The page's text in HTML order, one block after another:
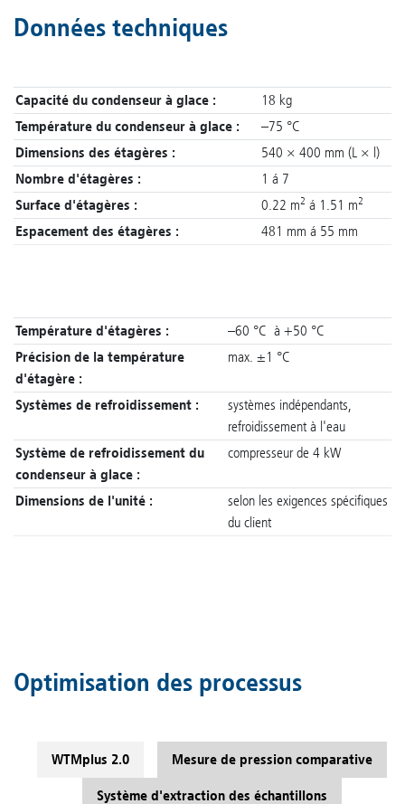
Données techniques
Capacité du condenseur à glace :
18 kg
Température du condenseur à glace :
–75 °C
Dimensions des étagères :
540 × 400 mm (L × l)
Nombre d'étagères :
1 á 7
Surface d'étagères :
0.22 m2 á 1.51 m2
Espacement des étagères : 481 mm á 55 mm
Température d'étagères :
–60 °C à +50 °C
Précision de la température
d'étagère :
max. ±1 °C
Systèmes de refroidissement :
systèmes indépendants,
refroidissement à l'eau
Système de refroidissement du
condenseur à glace :
compresseur de 4 kW
Dimensions de l'unité :
selon les exigences spécifiques
du client
Optimisation des processus
WTMplus 2.0 Mesure de pression comparative
Système d'extraction des échantillons